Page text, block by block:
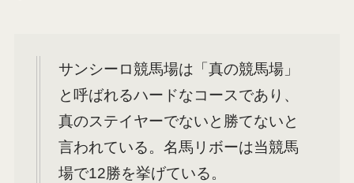
サンシーロ競馬場は「真の競馬場」
と呼ばれるハードなコースであり、
真のステイヤーでないと勝てないと
言われている。名馬リボーは当競馬
場で12勝を挙げている。